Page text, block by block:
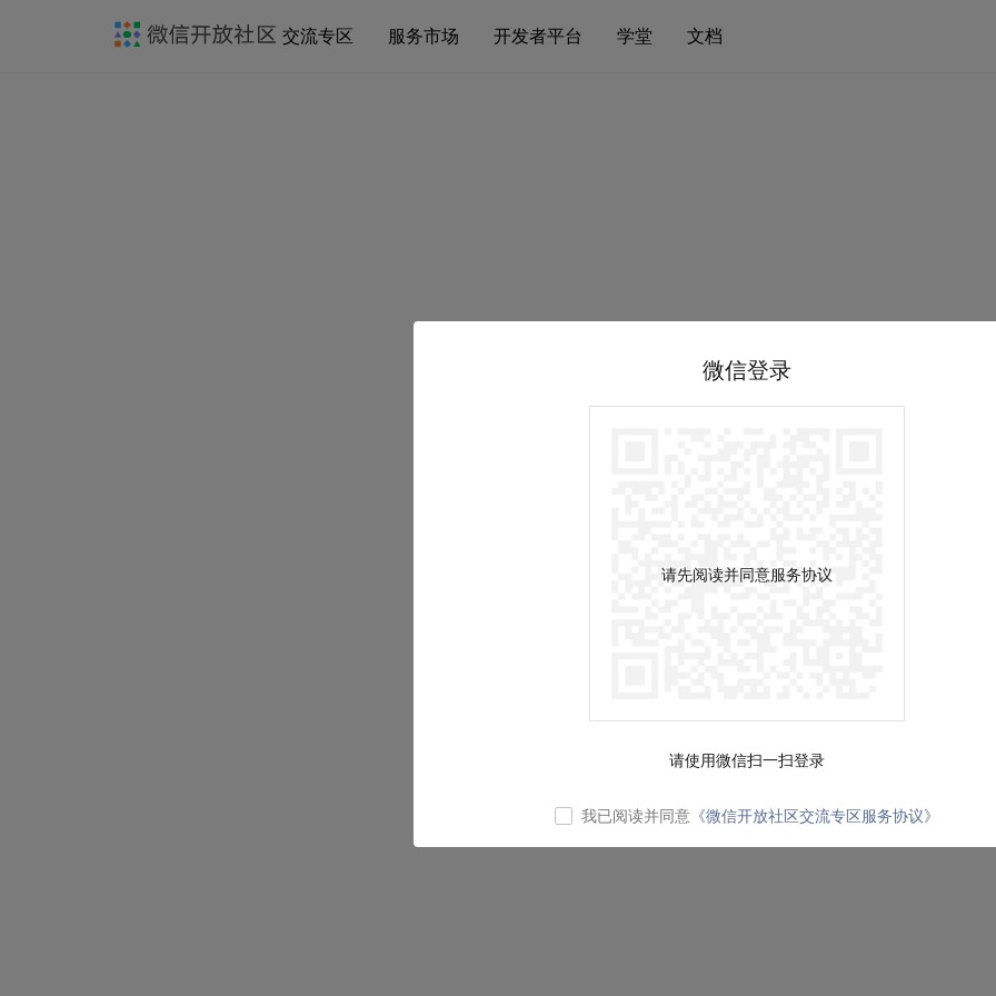
交流专区 服务市场 开发者平台 学堂 文档
微信登录
请先阅读并同意服务协议
请使用微信扫一扫登录
我已阅读并同意 《微信开放社区交流专区服务协议》